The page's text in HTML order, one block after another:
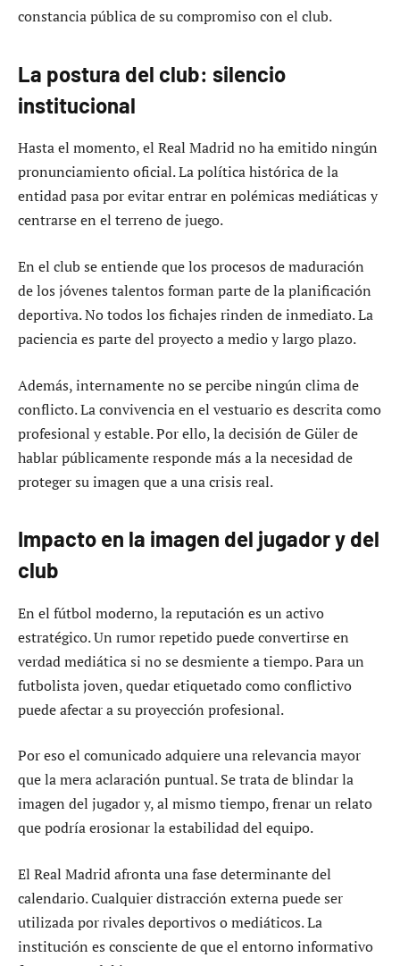
constancia pública de su compromiso con el club.
La postura del club: silencio
institucional
Hasta el momento, el Real Madrid no ha emitido ningún
pronunciamiento oficial. La política histórica de la
entidad pasa por evitar entrar en polémicas mediáticas y
centrarse en el terreno de juego.
En el club se entiende que los procesos de maduración
de los jóvenes talentos forman parte de la planificación
deportiva. No todos los fichajes rinden de inmediato. La
paciencia es parte del proyecto a medio y largo plazo.
Además, internamente no se percibe ningún clima de
conflicto. La convivencia en el vestuario es descrita como
profesional y estable. Por ello, la decisión de Güler de
hablar públicamente responde más a la necesidad de
proteger su imagen que a una crisis real.
Impacto en la imagen del jugador y del
club
En el fútbol moderno, la reputación es un activo
estratégico. Un rumor repetido puede convertirse en
verdad mediática si no se desmiente a tiempo. Para un
futbolista joven, quedar etiquetado como conflictivo
puede afectar a su proyección profesional.
Por eso el comunicado adquiere una relevancia mayor
que la mera aclaración puntual. Se trata de blindar la
imagen del jugador y, al mismo tiempo, frenar un relato
que podría erosionar la estabilidad del equipo.
El Real Madrid afronta una fase determinante del
calendario. Cualquier distracción externa puede ser
utilizada por rivales deportivos o mediáticos. La
institución es consciente de que el entorno informativo